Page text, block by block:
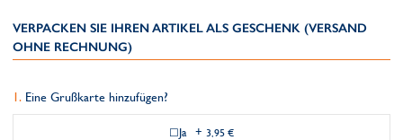
VERPACKEN SIE IHREN ARTIKEL ALS GESCHENK (VERSAND
OHNE RECHNUNG)
Eine Grußkarte hinzufügen?
Ja + 3,95 €